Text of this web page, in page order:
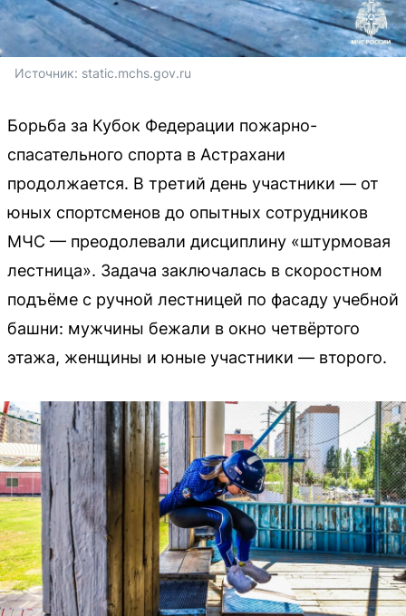
Источник: static.mchs.gov.ru
Борьба за Кубок Федерации пожарно-
спасательного спорта в Астрахани
продолжается. В третий день участники — от
юных спортсменов до опытных сотрудников
МЧС — преодолевали дисциплину «штурмовая
лестница». Задача заключалась в скоростном
подъёме с ручной лестницей по фасаду учебной
башни: мужчины бежали в окно четвёртого
этажа, женщины и юные участники — второго.